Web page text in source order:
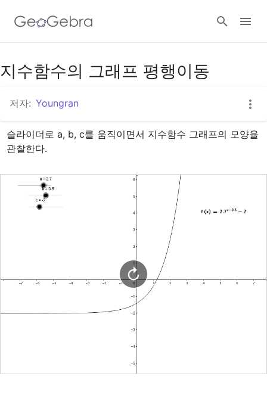
구글 클래스룸
지오지브라 클래스룸
지수함수의 그래프 평행이동
저자: Youngran
슬라이더로 a, b, c를 움직이면서 지수함수 그래프의 모양을
관찰한다.